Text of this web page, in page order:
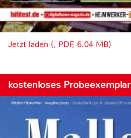
Jetzt laden (, PDF, 6.04 MB)
kostenloses Probeexemplar